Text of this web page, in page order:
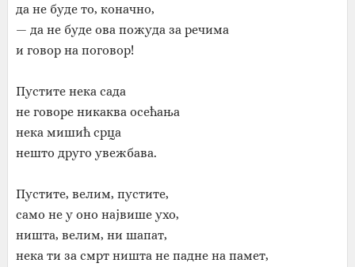
да не буде то, коначно,
— да не буде ова пожуда за речима
и говор на поговор!
Пустите нека сада
не говоре никаква осећања
нека мишић срца
нешто друго увежбава.
Пустите, велим, пустите,
само не у оно највише ухо,
ништа, велим, ни шапат,
нека ти за смрт ништа не падне на памет,